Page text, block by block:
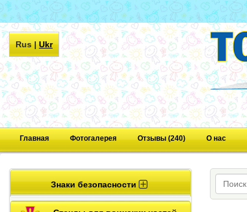
Rus|Ukr
Главная Фотогалерея Отзывы (240) О нас
Знаки безопасности